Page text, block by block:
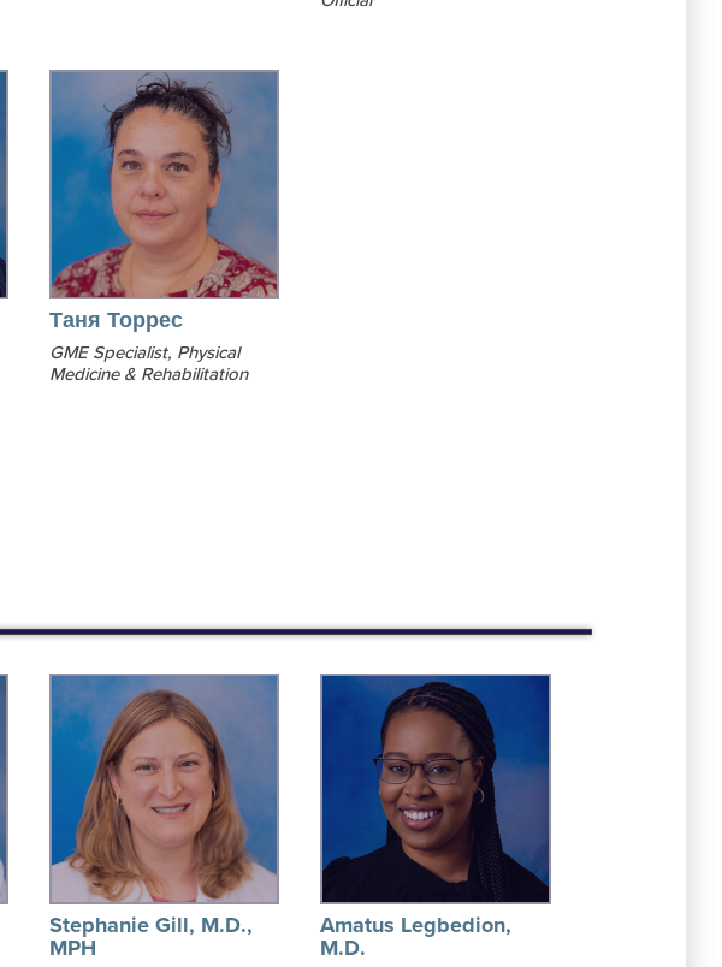
Таня Торрес
GME Specialist, Physical
Medicine & Rehabilitation
Stephanie Gill, M.D.,
MPH
Amatus Legbedion,
M.D.